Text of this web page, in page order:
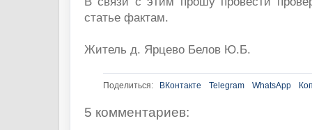
статье фактам.
Житель д. Ярцево Белов Ю.Б.
Поделиться: ВКонтакте Telegram WhatsApp
5 комментариев: